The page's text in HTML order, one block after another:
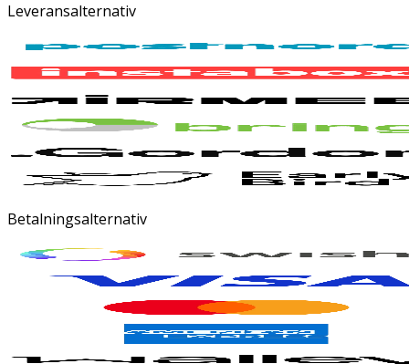
Leveransalternativ
Betalningsalternativ